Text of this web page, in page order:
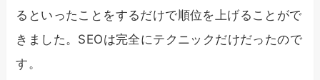
るといったことをするだけで順位を上げることがで
きました。SEOは完全にテクニックだけだったので
す。